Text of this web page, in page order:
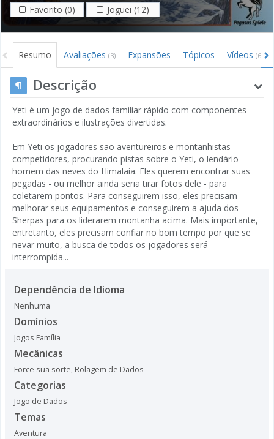
Favorito (0)
Joguei (12)
Resumo Avaliações (3) Expansões Tópicos Vídeos (6)
Descrição
Yeti é um jogo de dados familiar rápido com componentes
extraordinários e ilustrações divertidas.
Em Yeti os jogadores são aventureiros e montanhistas
competidores, procurando pistas sobre o Yeti, o lendário
homem das neves do Himalaia. Eles querem encontrar suas
pegadas - ou melhor ainda seria tirar fotos dele - para
coletarem pontos. Para conseguirem isso, eles precisam
melhorar seus equipamentos e conseguirem a ajuda dos
Sherpas para os liderarem montanha acima. Mais importante,
entretanto, eles precisam confiar no bom tempo por que se
nevar muito, a busca de todos os jogadores será
interrompida...
Dependência de Idioma
Nenhuma
Domínios
Jogos Família
Mecânicas
Force sua sorte, Rolagem de Dados
Categorias
Jogo de Dados
Temas
Aventura